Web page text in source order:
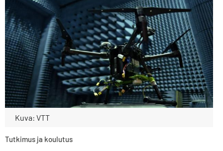
Kuva: VTT
Tutkimus ja koulutus